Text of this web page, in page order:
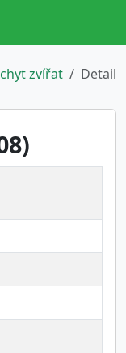
zvířat Detail